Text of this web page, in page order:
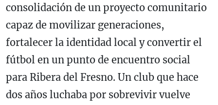
consolidación de un proyecto comunitario
capaz de movilizar generaciones,
fortalecer la identidad local y convertir el
fútbol en un punto de encuentro social
para Ribera del Fresno. Un club que hace
dos años luchaba por sobrevivir vuelve